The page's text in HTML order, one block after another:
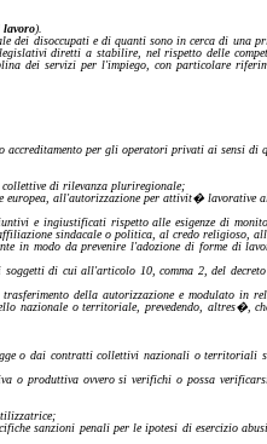
lavoro).
dei disoccupati e di quanti sono in cerca di
diretti a stabilire, nel rispetto delle
dei servizi per l'impiego, con particolare
per gli operatori privati ai sensi di
di rilevanza pluriregionale;
europea, all'autorizzazione per attivit� lavorative
e ingiustificati rispetto alle esigenze di
sindacale o politica, al credo religioso,
modo da prevenire l'adozione di forme di
di cui all'articolo 10, comma 2, del
della autorizzazione e modulato in
nazionale o territoriale, prevedendo, altres�,
o dai contratti collettivi nazionali o territoriali
o produttiva ovvero si verifichi o possa
sanzioni penali per le ipotesi di esercizio